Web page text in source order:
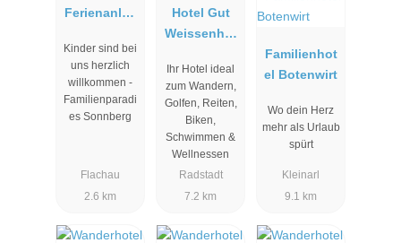
Ferienanlag
Kinder sind bei
uns herzlich
willkommen -
Familienparadi
es Sonnberg
Flachau
2.6 km
Hotel Gut
Weissenhof
Ihr Hotel ideal
zum Wandern,
Golfen, Reiten,
Biken,
Schwimmen &
Wellnessen
Radstadt
7.2 km
Familienhot
el Botenwirt
Wo dein Herz
mehr als Urlaub
spürt
Kleinarl
9.1 km